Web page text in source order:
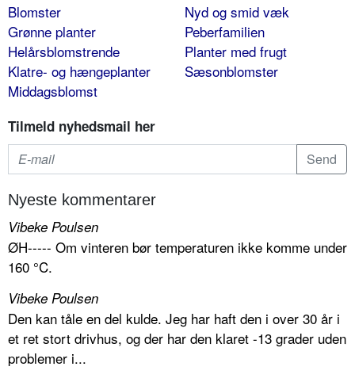
Blomster
Grønne planter
Helårsblomstrende
Klatre- og hængeplanter
Middagsblomst
Nyd og smid væk
Peberfamilien
Planter med frugt
Sæsonblomster
Tilmeld nyhedsmail her
Nyeste kommentarer
Vibeke Poulsen
ØH----- Om vinteren bør temperaturen ikke komme under
160 °C.
Vibeke Poulsen
Den kan tåle en del kulde. Jeg har haft den i over 30 år i
et ret stort drivhus, og der har den klaret -13 grader uden
problemer i...